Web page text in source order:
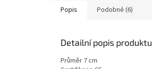
Popis Podobné (6)
Detailní popis produktu
Průměr 7 cm